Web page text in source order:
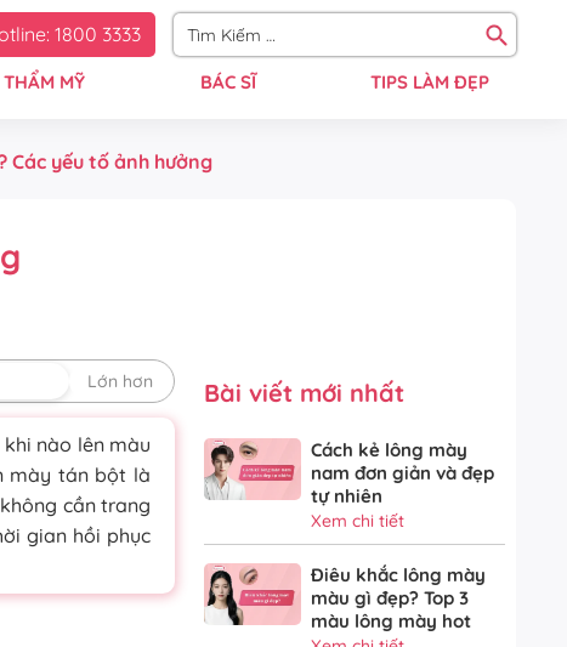
1800 3333
MỸ BÁC SĨ TIPS LÀM ĐẸP
yếu tố ảnh hưởng
Lớn hơn
khi nào lên màu
mày tán bột là
cần trang
gian hồi phục
Bài viết mới nhất
Cách kẻ lông mày
nam đơn giản và đẹp
tự nhiên
Xem chi tiết
Điêu khắc lông mày
màu gì đẹp? Top 3
màu lông mày hot